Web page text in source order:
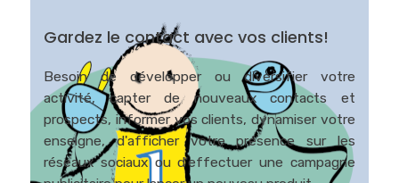
Gardez le contact avec vos clients!
Besoin de développer ou diversifier votre
activité, capter de nouveaux contacts et
prospects, informer vos clients, dynamiser votre
enseigne, d'afficher votre présence sur les
réseaux sociaux ou d'effectuer une campagne